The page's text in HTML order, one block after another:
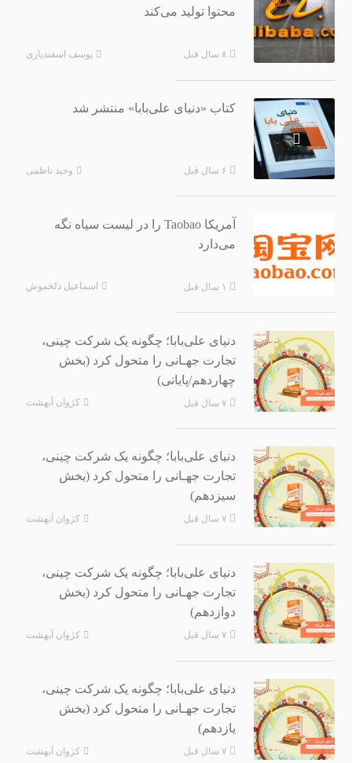
محتوا تولید می‌کند
۸ سال قبل یوسف اسفندیاری
کتاب «دنیای علی‌بابا» منتشر شد
۶ سال قبل وحید ناظمی
آمریکا Taobao را در لیست سیاه نگه
می‌دارد
۱ سال قبل اسماعیل دلخموش
دنیای علی‌بابا؛ چگونه یک شرکت چینی،
تجارت جهـانی را متحول کرد (بخش
چهاردهم/پایانی)
۷ سال قبل کژوان آبهشت
دنیای علی‌بابا؛ چگونه یک شرکت چینی،
تجارت جهـانی را متحول کرد (بخش
سیزدهم)
۷ سال قبل کژوان آبهشت
دنیای علی‌بابا؛ چگونه یک شرکت چینی،
تجارت جهـانی را متحول کرد (بخش
دوازدهم)
۷ سال قبل کژوان آبهشت
دنیای علی‌بابا؛ چگونه یک شرکت چینی،
تجارت جهـانی را متحول کرد (بخش
یازدهم)
۷ سال قبل کژوان آبهشت